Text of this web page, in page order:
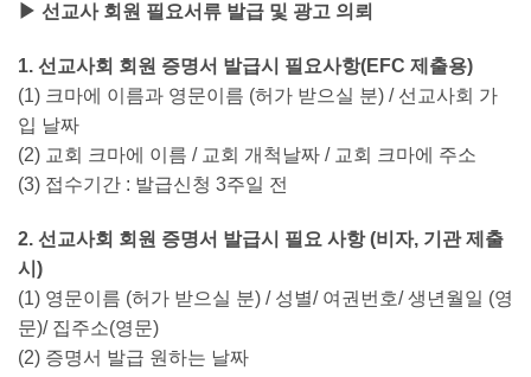
▶ 선교사 회원 필요서류 발급 및 광고 의뢰
1. 선교사회 회원 증명서 발급시 필요사항(EFC 제출용)
(1) 크마에 이름과 영문이름 (허가 받으실 분) / 선교사회 가
입 날짜
(2) 교회 크마에 이름 / 교회 개척날짜 / 교회 크마에 주소
(3) 접수기간 : 발급신청 3주일 전
2. 선교사회 회원 증명서 발급시 필요 사항 (비자, 기관 제출
시)
(1) 영문이름 (허가 받으실 분) / 성별/ 여권번호/ 생년월일 (영
문)/ 집주소(영문)
(2) 증명서 발급 원하는 날짜